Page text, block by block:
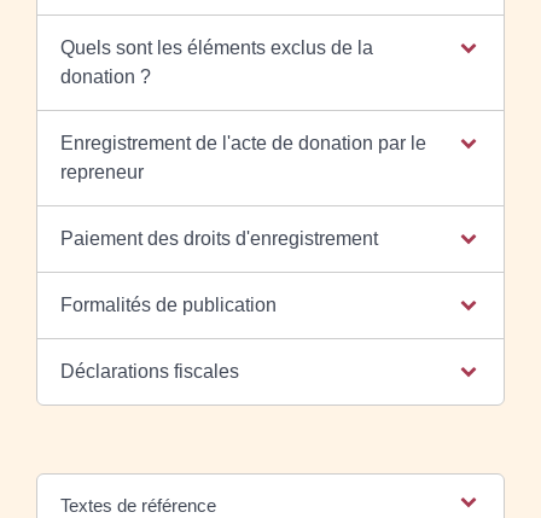
Quels sont les éléments exclus de la
donation ?
Enregistrement de l'acte de donation par le
repreneur
Paiement des droits d'enregistrement
Formalités de publication
Déclarations fiscales
Textes de référence